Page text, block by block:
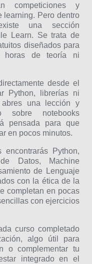
competiciones y
learning. Pero dentro
una sección
Learn. Se trata de
diseñados para
horas de teoría ni
desde el
Python, librerías ni
abres una lección y
sobre notebooks
pensada para que
en pocos minutos.
Python,
Datos, Machine
de Lenguaje
con la ética de la
completan en pocas
con ejercicios
curso completado
algo útil para
o complementar tu
integrado en el